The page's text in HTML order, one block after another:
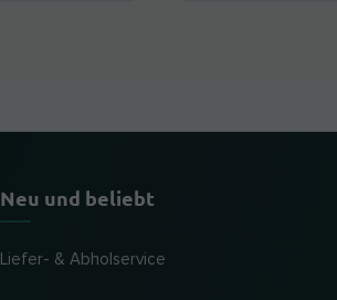
Neu und beliebt
Liefer- & Abholservice